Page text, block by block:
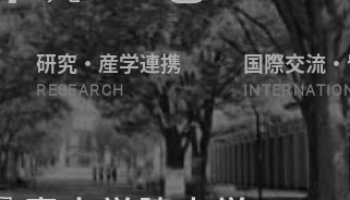
研究・産学連携
RESEARCH
国際交流